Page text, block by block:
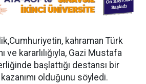
kahraman Türk
ve kararlılığıyla, Gazi Mustafa
başlattığı destansı bir
olduğunu söyledi.